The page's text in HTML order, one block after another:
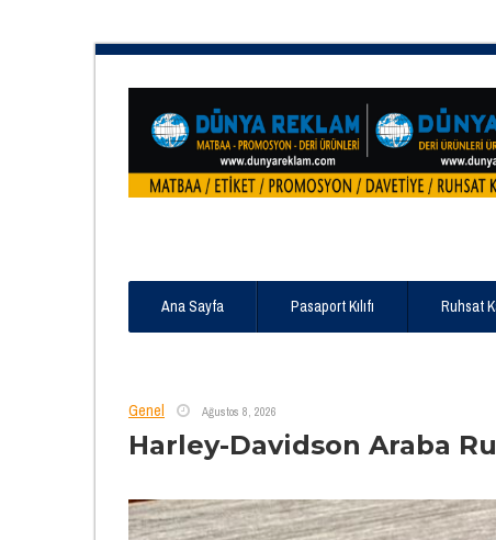
Ana Sayfa Pasaport Kılıfı Ruhsat
Genel Ağustos 8, 2026
Harley-Davidson Araba